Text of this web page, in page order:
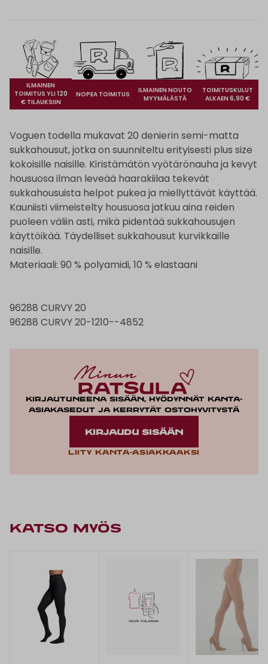
ILMAINEN
TOIMITUS YLI 120
€ TILAUKSIIN
NOPEA TOIMITUS
ILMAINEN NOUTO
MYYMÄLÄSTÄ
TOIMITUSKULUT
ALKAEN 6,90 €
Voguen todella mukavat 20 denierin semi-matta
sukkahousut, jotka on suunniteltu erityisesti plus size
kokoisille naisille. Kiristämätön vyötärönauha ja kevyt
housuosa ilman leveää haarakiilaa tekevät
sukkahousuista helpot pukea ja miellyttävät käyttää.
Kauniisti viimeistelty housuosa jatkuu aina reiden
puoleen väliin asti, mikä pidentää sukkahousujen
käyttöikää. Täydelliset sukkahousut kurvikkaille
naisille.
Materiaali: 90 % polyamidi, 10 % elastaani
96288 CURVY 20
96288 CURVY 20-1210--4852
Kirjautuneena sisään, hyödynnät kanta-
asiakasedut ja kerrytät ostohyvitystä
KIRJAUDU SISÄÄN
Liity kanta-asiakkaaksi
KATSO MYÖS